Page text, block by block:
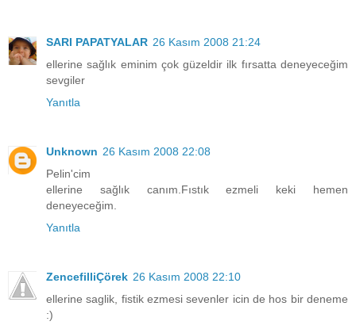
SARI PAPATYALAR 26 Kasım 2008 21:24
ellerine sağlık eminim çok güzeldir ilk fırsatta deneyeceğim
sevgiler
Yanıtla
Unknown 26 Kasım 2008 22:08
Pelin'cim
ellerine sağlık canım.Fıstık ezmeli keki hemen
deneyeceğim.
Yanıtla
ZencefilliÇörek 26 Kasım 2008 22:10
ellerine saglik, fistik ezmesi sevenler icin de hos bir deneme
:)